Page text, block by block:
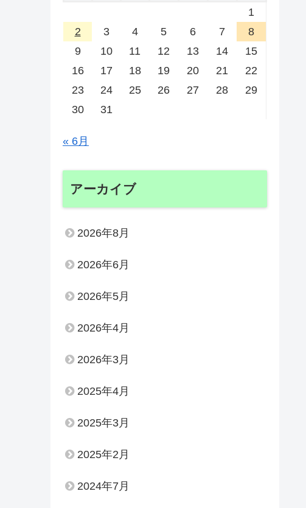
1
2
3 4 5 6 7
8
9
10 11 12 13 14
15
16
17 18 19 20 21
22
23
24 25 26 27 28
29
30
31
« 6月
アーカイブ
2026年8月
2026年6月
2026年5月
2026年4月
2026年3月
2025年4月
2025年3月
2025年2月
2024年7月